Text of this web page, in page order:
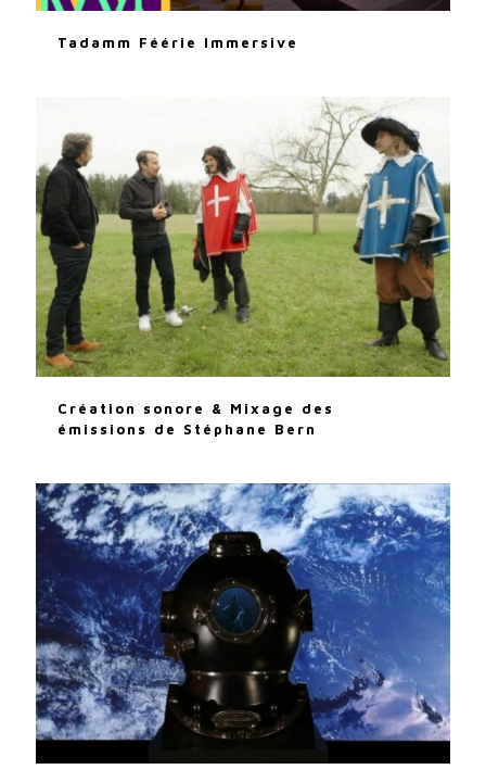
Tadamm Féérie Immersive
Création sonore & Mixage des
émissions de Stéphane Bern